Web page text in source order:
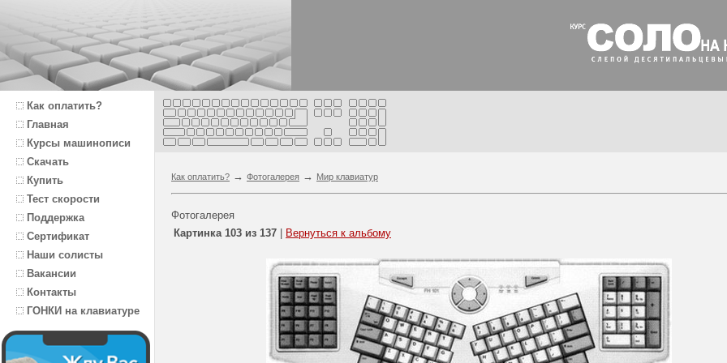
Как оплатить?
Главная
Курсы машинописи
Скачать
Купить
Тест скорости
Поддержка
Сертификат
Наши солисты
Вакансии
Контакты
ГОНКИ на клавиатуре
Как оплатить? → Фотогалерея → Мир клавиатур
Фотогалерея
Картинка 103 из 137 | Вернуться к альбому